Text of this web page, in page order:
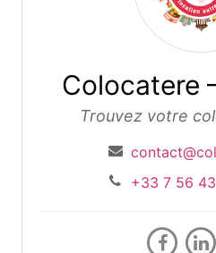
Colocatere
Trouvez votre
+33 7 56